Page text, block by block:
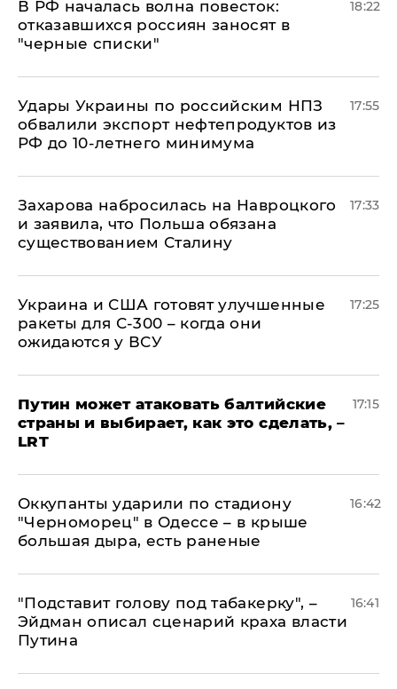
​В РФ началась волна повесток:
отказавшихся россиян заносят в
"черные списки"
18:22
Удары Украины по российским НПЗ
обвалили экспорт нефтепродуктов из
РФ до 10-летнего минимума
17:55
​Захарова набросилась на Навроцкого
и заявила, что Польша обязана
существованием Сталину
17:33
Украина и США готовят улучшенные
ракеты для С-300 – когда они
ожидаются у ВСУ
17:25
Путин может атаковать балтийские
страны и выбирает, как это сделать, –
LRT
17:15
Оккупанты ударили по стадиону
"Черноморец" в Одессе – в крыше
большая дыра, есть раненые
16:42
​"Подставит голову под табакерку", –
Эйдман описал сценарий краха власти
Путина
16:41